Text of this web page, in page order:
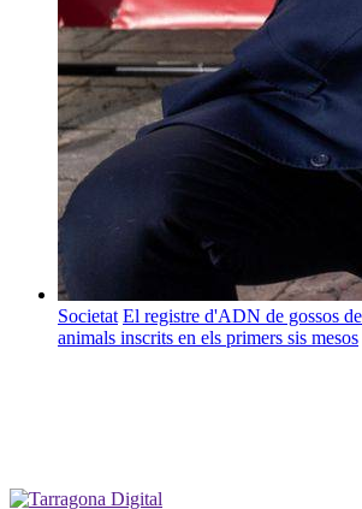
Societat El registre d'ADN de gossos
animals inscrits en els primers sis mesos